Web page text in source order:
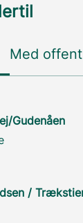
Med
Gudenåen
/